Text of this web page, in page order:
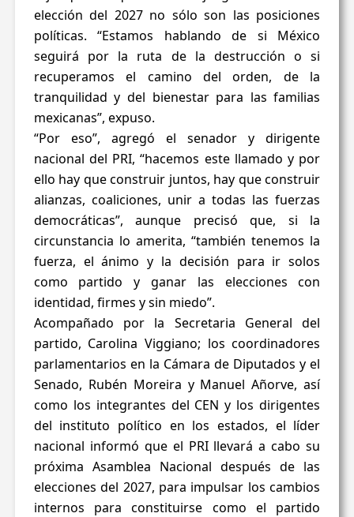
elección del 2027 no sólo son las posiciones
políticas. “Estamos hablando de si México
seguirá por la ruta de la destrucción o si
recuperamos el camino del orden, de la
tranquilidad y del bienestar para las familias
mexicanas”, expuso.
“Por eso”, agregó el senador y dirigente
nacional del PRI, “hacemos este llamado y por
ello hay que construir juntos, hay que construir
alianzas, coaliciones, unir a todas las fuerzas
democráticas”, aunque precisó que, si la
circunstancia lo amerita, “también tenemos la
fuerza, el ánimo y la decisión para ir solos
como partido y ganar las elecciones con
identidad, firmes y sin miedo”.
Acompañado por la Secretaria General del
partido, Carolina Viggiano; los coordinadores
parlamentarios en la Cámara de Diputados y el
Senado, Rubén Moreira y Manuel Añorve, así
como los integrantes del CEN y los dirigentes
del instituto político en los estados, el líder
nacional informó que el PRI llevará a cabo su
próxima Asamblea Nacional después de las
elecciones del 2027, para impulsar los cambios
internos para constituirse como el partido